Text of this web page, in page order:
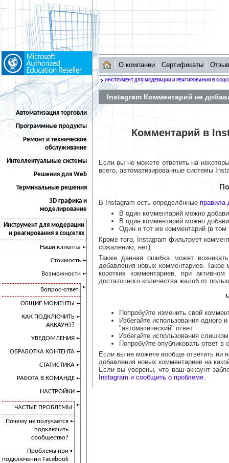
Автоматизация торговли
Программные продукты
Ремонт и техническое
обслуживание
Интеллектуальные системы
Решения для Web
Терминальные решения
3D графика и
моделирование
Инструмент для модерации
и реагирования в соцсетях
Наши клиенты
Стоимость
Возможности
Вопрос-ответ
ОБЩИЕ МОМЕНТЫ
КАК ПОДКЛЮЧИТЬ
АККАУНТ?
УВЕДОМЛЕНИЯ
ОБРАБОТКА КОНТЕНТА
СТАТИСТИКА
РАБОТА В КОМАНДЕ
НАСТРОЙКИ
ЧАСТЫЕ ПРОБЛЕМЫ
Почему не получается
подключить
сообщество?
Проблема при
подключении Facebook
О компании Сертификаты
ИНСТРУМЕНТ ДЛЯ МОДЕРАЦИИ И РЕАГИРОВАНИЯ В
Instagram Комментарий не
Комментарий в
Если вы не можете ответить на
всего, автоматизированные системы
В Instagram есть определённые правила
В один комментарий можно
В один комментарий можно
Один и тот же комментарий (в том
Кроме того, Instagram фильтрует
сожалению, нет).
Также данная ошибка может
добавления новых комментариев. Такое
коротких комментариев, при
достаточного количества жалоб от
Попробуйте изменить свой
Избегайте использования одного
"автоматический" ответ
Избегайте использования
Попробуйте опубликовать ответ
Если вы не можете вообще ответить ни
добавления новых комментариев на
Если вы уверены, что ваш аккаунт
Instagram и сообщить о проблеме.